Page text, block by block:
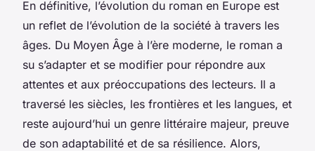
En définitive, l’évolution du roman en Europe est
un reflet de l’évolution de la société à travers les
âges. Du Moyen Âge à l’ère moderne, le roman a
su s’adapter et se modifier pour répondre aux
attentes et aux préoccupations des lecteurs. Il a
traversé les siècles, les frontières et les langues, et
reste aujourd’hui un genre littéraire majeur, preuve
de son adaptabilité et de sa résilience. Alors,